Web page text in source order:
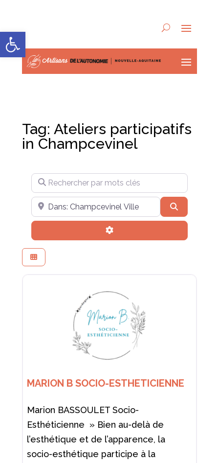
Ouvrir la barre d’outils
Tag: Ateliers participatifs
in Champcevinel
Rechercher par mots clés
Près de
Advanced Filters
MARION B SOCIO-ESTHETICIENNE
Marion BASSOULET Socio-
Esthéticienne » Bien au-delà de
l’esthétique et de l’apparence, la
socio-esthétique participe à la